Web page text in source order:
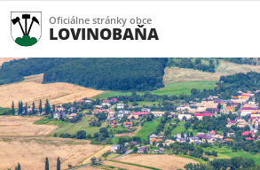
Oficiálne stránky obce
LOVINOBAŇA